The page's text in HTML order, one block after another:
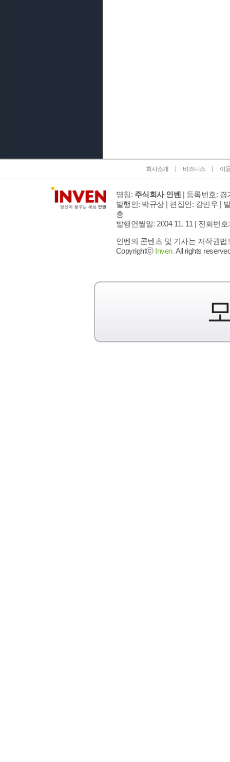
회사소개 비즈니스 이
명칭: 주식회사 인벤 | 등록번호: 경
발행인: 박규상 | 편집인: 강민우 |
층
발행연월일: 2004 11. 11 | 전화번호
인벤의 콘텐츠 및 기사는 저작권
Copyrightⓒ Inven.All rights